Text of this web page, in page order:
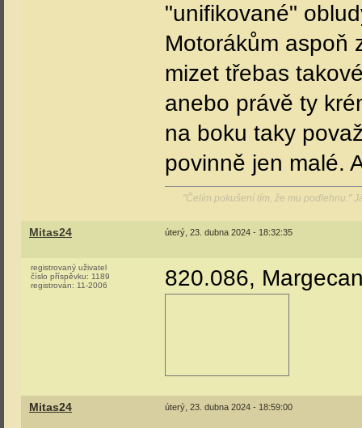
"unifikované"
Motorákům aspoň
mizet třebas
anebo právě ty
na boku taky
povinně jen malé.
"Čelím pokušení tím, že mu podlehnu."
Mitas24 úterý, 23. dubna 2024 - 18:32:35
registrovaný uživatel
číslo příspěvku: 1189
registrován: 11-2006 820.086,
Mitas24 úterý, 23. dubna 2024 - 18:59:00